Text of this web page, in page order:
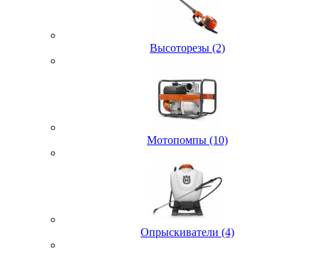
Высоторезы (2)
Мотопомпы (10)
Опрыскиватели (4)